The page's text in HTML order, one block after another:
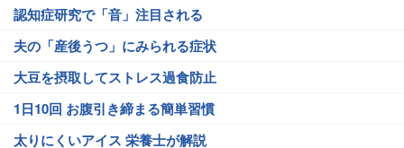
認知症研究で「音」注目される
夫の「産後うつ」にみられる症状
大豆を摂取してストレス過食防止
1日10回 お腹引き締まる簡単習慣
太りにくいアイス 栄養士が解説